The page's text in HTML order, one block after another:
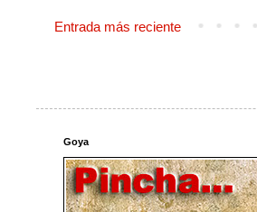
Entrada más reciente
Goya